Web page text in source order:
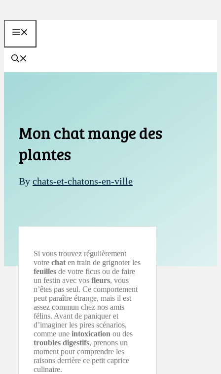
Aller
Mon chat mange des
plantes
By chats-et-chatons-en-ville
Si vous trouvez régulièrement
votre chat en train de grignoter les
feuilles de votre ficus ou de faire
un festin avec vos fleurs, vous
n’êtes pas seul. Ce comportement
peut paraître étrange, mais il est
assez commun chez nos amis
félins. Avant de paniquer et
d’imaginer les pires scénarios,
comme une intoxication ou des
troubles digestifs, prenons un
moment pour comprendre les
raisons derrière ce petit caprice
culinaire.